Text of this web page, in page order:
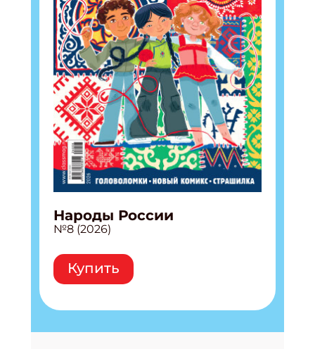
Народы России
№8 (2026)
Купить